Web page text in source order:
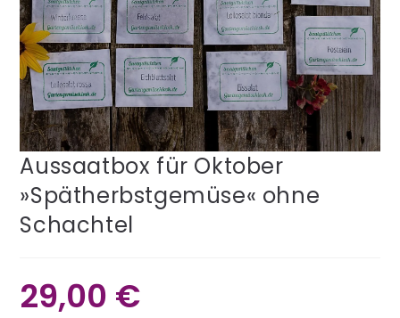
Aussaatbox für Oktober
»Spätherbstgemüse« ohne
Schachtel
29,00 €